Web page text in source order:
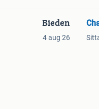
Bieden
4 aug 26